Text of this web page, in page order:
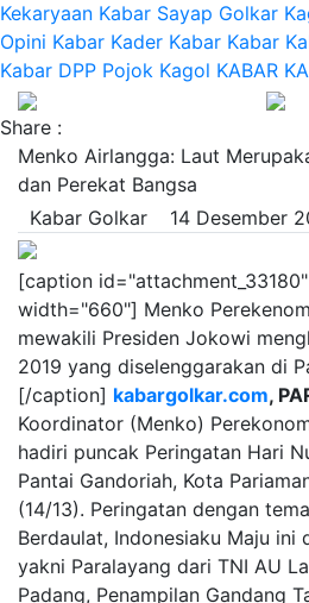
Kekaryaan Kabar Sayap Golkar
Opini Kabar Kader Kabar Kabar
Kabar DPP Pojok Kagol KABAR
Share :
Menko Airlangga: Laut
dan Perekat Bangsa
Kabar Golkar
14 Desember
[caption
width="660"] Menko
mewakili Presiden Jokowi
2019 yang diselenggarakan di
[/caption] kabargolkar.com,
Koordinator (Menko)
hadiri puncak Peringatan Hari
Pantai Gandoriah, Kota
(14/13). Peringatan dengan
Berdaulat, Indonesiaku Maju ini
yakni Paralayang dari TNI AU
Padang, Penampilan Gandang